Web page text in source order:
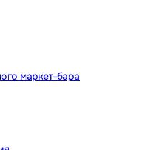
маркет-бара